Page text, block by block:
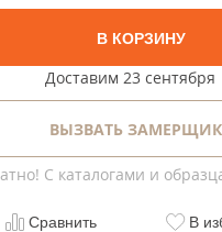
В КОРЗИНУ
Доставим 23 сентября
ВЫЗВАТЬ
С каталогами и
Сравнить В